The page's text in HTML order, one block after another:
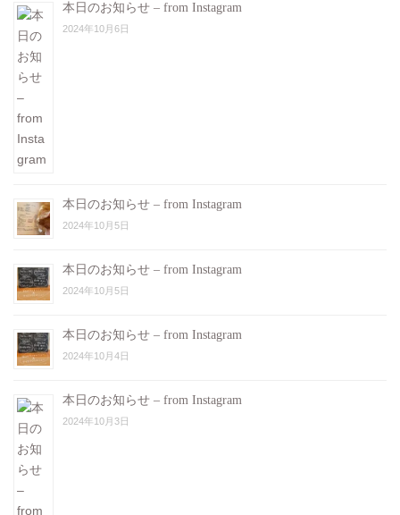
本日のお知らせ – from Instagram
2024年10月6日
本日のお知らせ – from Instagram
2024年10月5日
本日のお知らせ – from Instagram
2024年10月5日
本日のお知らせ – from Instagram
2024年10月4日
本日のお知らせ – from Instagram
2024年10月3日